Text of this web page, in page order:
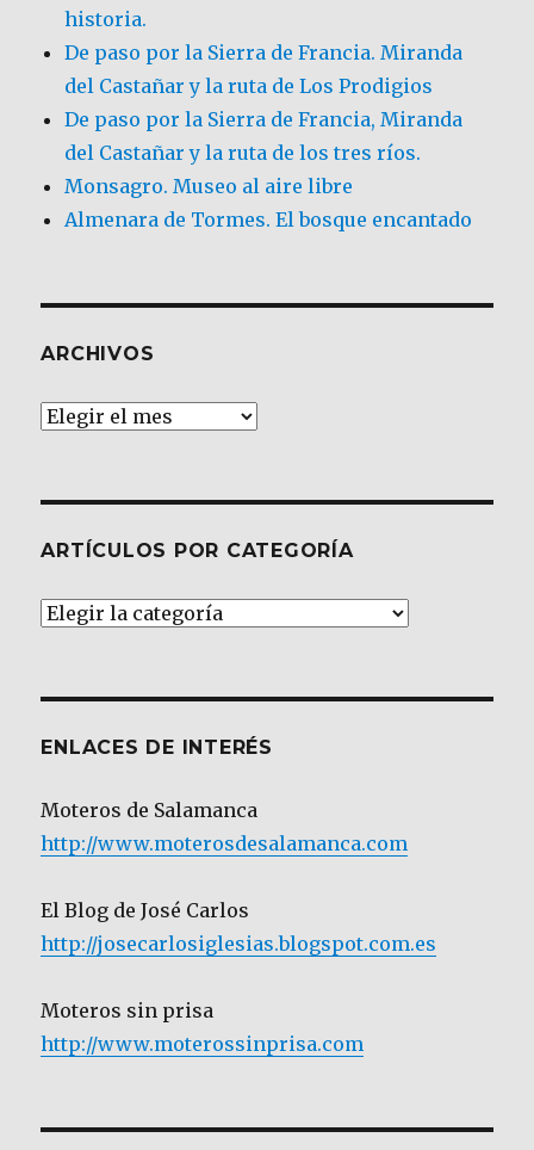
historia.
De paso por la Sierra de Francia. Miranda
del Castañar y la ruta de Los Prodigios
De paso por la Sierra de Francia, Miranda
del Castañar y la ruta de los tres ríos.
Monsagro. Museo al aire libre
Almenara de Tormes. El bosque encantado
ARCHIVOS
Archivos
ARTÍCULOS POR CATEGORÍA
Artículos
ENLACES DE INTERÉS
Moteros de Salamanca
http://www.moterosdesalamanca.com
El Blog de José Carlos
http://josecarlosiglesias.blogspot.com.es
Moteros sin prisa
http://www.moterossinprisa.com